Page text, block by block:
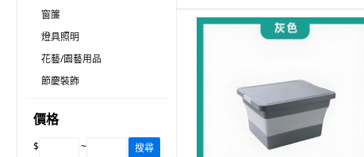
窗簾
燈具照明
花藝/園藝用品
節慶裝飾
價格
$ ~ 搜尋